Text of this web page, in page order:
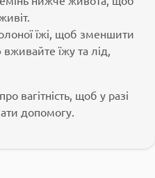
їжі, щоб зменшити
їжу та лід,
вагітність, щоб у разі
допомогу.